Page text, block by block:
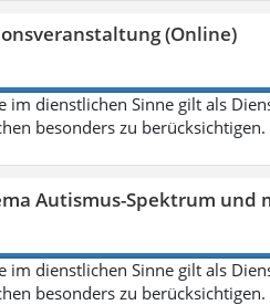
(Online)
im dienstlichen Sinne gilt als
besonders zu berücksichtigen.
Autismus-Spektrum
im dienstlichen Sinne gilt als
besonders zu berücksichtigen.